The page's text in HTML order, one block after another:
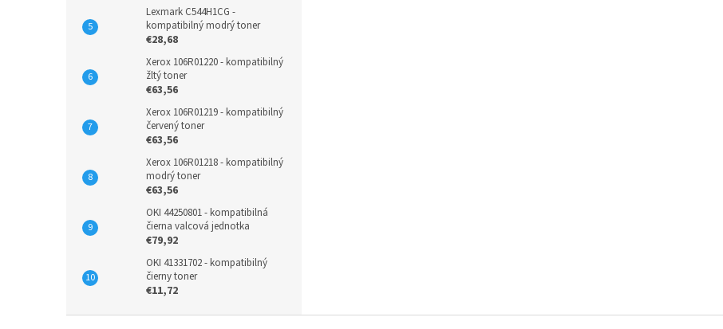
Lexmark C544H1CG -
kompatibilný modrý toner
€28,68
Xerox 106R01220 - kompatibilný
žltý toner
€63,56
Xerox 106R01219 - kompatibilný
červený toner
€63,56
Xerox 106R01218 - kompatibilný
modrý toner
€63,56
OKI 44250801 - kompatibilná
čierna valcová jednotka
€79,92
OKI 41331702 - kompatibilný
čierny toner
€11,72